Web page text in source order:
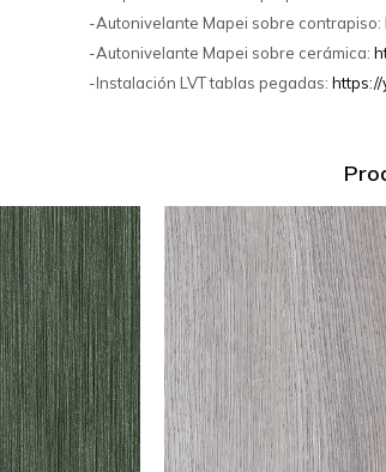
-Autonivelante Mapei sobre contrapiso:
-Autonivelante Mapei sobre cerámica:
-Instalación LVT tablas pegadas: https://